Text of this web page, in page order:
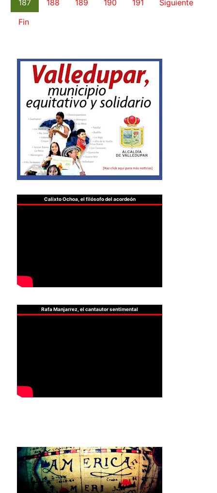
187 188 189 190 191
Siguiente
Fin
Calixto Ochoa, el filósofo del acordeón
Rafa Manjarrez, el cantautor sentimental